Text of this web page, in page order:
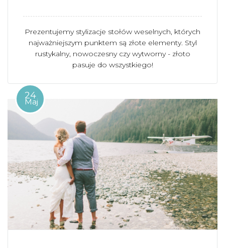
Prezentujemy stylizacje stołów weselnych, których
najważniejszym punktem są złote elementy. Styl
rustykalny, nowoczesny czy wytworny - złoto
pasuje do wszystkiego!
24
Maj